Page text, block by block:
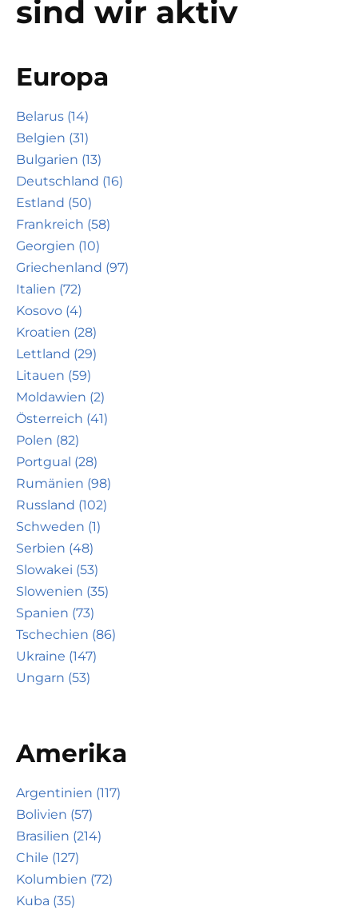
sind wir aktiv
Europa
Belarus (14)
Belgien (31)
Bulgarien (13)
Deutschland (16)
Estland (50)
Frankreich (58)
Georgien (10)
Griechenland (97)
Italien (72)
Kosovo (4)
Kroatien (28)
Lettland (29)
Litauen (59)
Moldawien (2)
Österreich (41)
Polen (82)
Portgual (28)
Rumänien (98)
Russland (102)
Schweden (1)
Serbien (48)
Slowakei (53)
Slowenien (35)
Spanien (73)
Tschechien (86)
Ukraine (147)
Ungarn (53)
Amerika
Argentinien (117)
Bolivien (57)
Brasilien (214)
Chile (127)
Kolumbien (72)
Kuba (35)